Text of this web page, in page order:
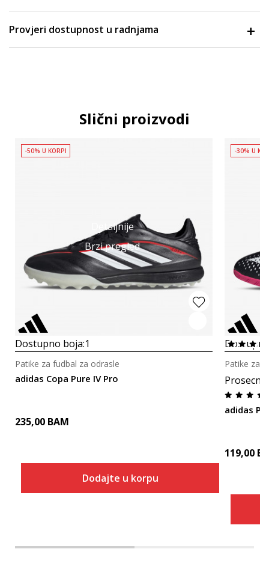
Provjeri dostupnost u radnjama
Slični proizvodi
Detaljnije
Brzi pregled
-50% U KORPI
Dostupno boja:1
adidas Copa Pure IV Pro
Patike za fudbal za odrasle
235,00 BAM
Dodajte u korpu
-30% U
adidas
Patike za
119,00